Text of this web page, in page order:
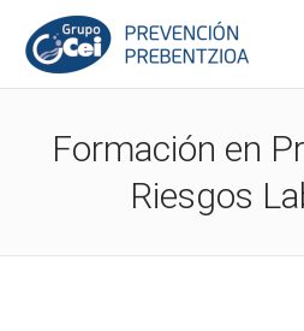
Formación en
Riesgos